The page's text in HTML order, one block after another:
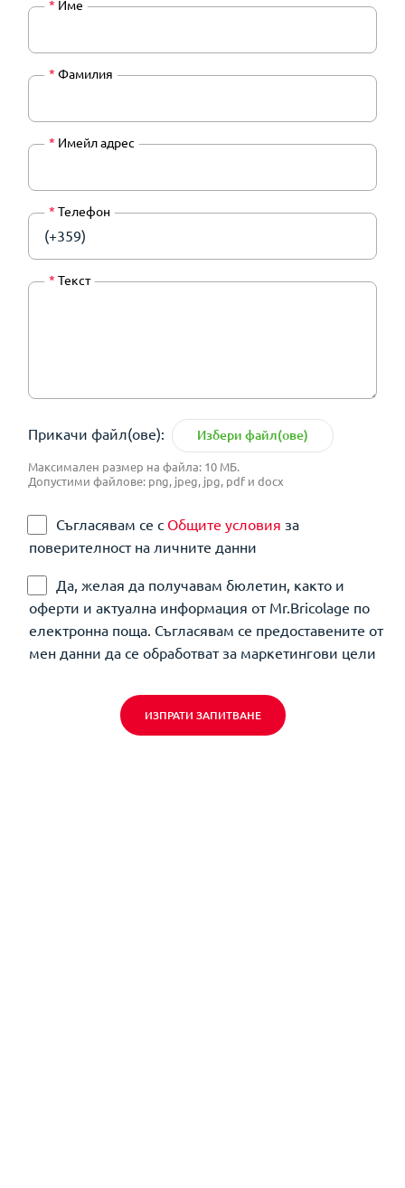
* Име
* Фамилия
* Имейл адрес
* Телефон
(+359)
* Текст
Прикачи файл(ове): Избери файл(ове)
Максимален размер на файла: 10 МБ.
Допустими файлове: png, jpeg, jpg, pdf и docx
Съгласявам се с Общите условия за
поверителност на личните данни
Да, желая да получавам бюлетин, както и
оферти и актуална информация от Mr.Bricolage по
електронна поща. Съгласявам се предоставените от
мен данни да се обработват за маркетингови цели
ИЗПРАТИ ЗАПИТВАНЕ